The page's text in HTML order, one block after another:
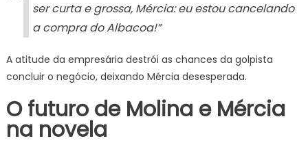
ser curta e grossa, Mércia: eu estou cancelando
a compra do Albacoa!”
A atitude da empresária destrói as chances da golpista
concluir o negócio, deixando Mércia desesperada.
O futuro de Molina e Mércia
na novela